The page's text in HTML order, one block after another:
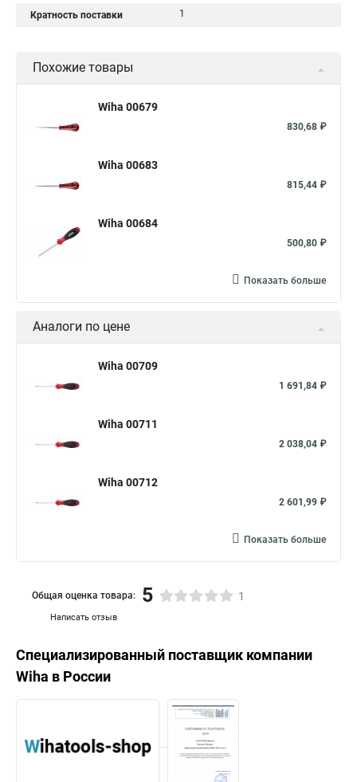
Кратность поставки 1
Похожие товары
Wiha 00679
830,68 ₽
Wiha 00683
815,44 ₽
Wiha 00684
500,80 ₽
Показать больше
Аналоги по цене
Wiha 00709
1 691,84 ₽
Wiha 00711
2 038,04 ₽
Wiha 00712
2 601,99 ₽
Показать больше
Написать отзыв
Общая оценка товара: 5 1
Специализированный поставщик компании
Wiha в России